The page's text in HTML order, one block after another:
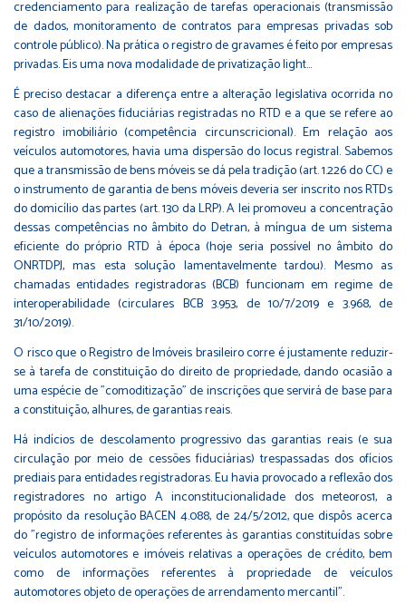
credenciamento para realização de tarefas operacionais (transmissão
de dados, monitoramento de contratos para empresas privadas sob
controle público). Na prática o registro de gravames é feito por empresas
privadas. Eis uma nova modalidade de privatização light...
É preciso destacar a diferença entre a alteração legislativa ocorrida no
caso de alienações fiduciárias registradas no RTD e a que se refere ao
registro imobiliário (competência circunscricional). Em relação aos
veículos automotores, havia uma dispersão do locus registral. Sabemos
que a transmissão de bens móveis se dá pela tradição (art. 1.226 do CC) e
o instrumento de garantia de bens móveis deveria ser inscrito nos RTDs
do domicílio das partes (art. 130 da LRP). A lei promoveu a concentração
dessas competências no âmbito do Detran, à míngua de um sistema
eficiente do próprio RTD à época (hoje seria possível no âmbito do
ONRTDPJ, mas esta solução lamentavelmente tardou). Mesmo as
chamadas entidades registradoras (BCB) funcionam em regime de
interoperabilidade (circulares BCB 3.953, de 10/7/2019 e 3.968, de
31/10/2019).
O risco que o Registro de Imóveis brasileiro corre é justamente reduzir-
se à tarefa de constituição do direito de propriedade, dando ocasião a
uma espécie de "comoditização" de inscrições que servirá de base para
a constituição, alhures, de garantias reais.
Há indícios de descolamento progressivo das garantias reais (e sua
circulação por meio de cessões fiduciárias) trespassadas dos ofícios
prediais para entidades registradoras. Eu havia provocado a reflexão dos
registradores no artigo A inconstitucionalidade dos meteoros1, a
propósito da resolução BACEN 4.088, de 24/5/2012, que dispôs acerca
do "registro de informações referentes às garantias constituídas sobre
veículos automotores e imóveis relativas a operações de crédito, bem
como de informações referentes à propriedade de veículos
automotores objeto de operações de arrendamento mercantil".